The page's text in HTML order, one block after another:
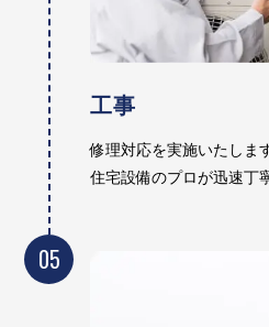
工事
修理対応を実施いたしま
住宅設備のプロが迅速丁
05